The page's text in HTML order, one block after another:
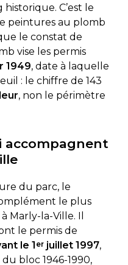
C’est le
peintures au plomb
le constat de
vise les permis
1949, date à laquelle
: le chiffre de 143
, non le périmètre
accompagnent
du parc, le
le plus
la-Ville. Il
le permis de
le 1 erjuillet 1997,
bloc 1946-1990,